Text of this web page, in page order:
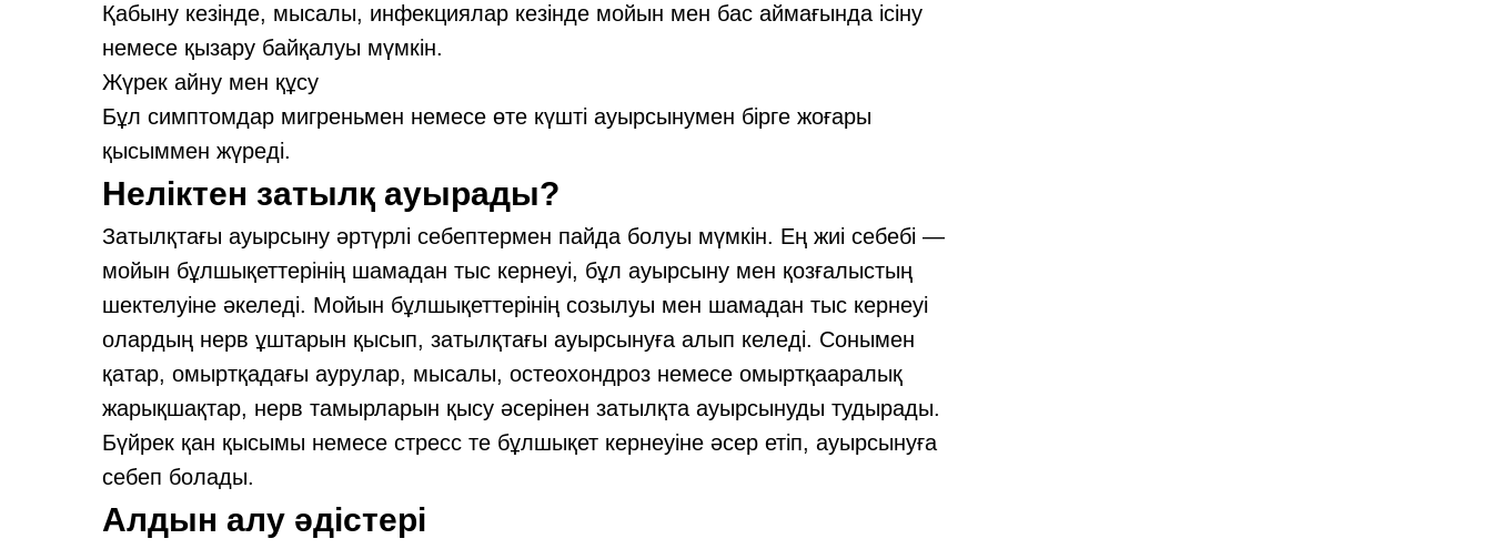
Қабыну кезінде, мысалы, инфекциялар кезінде мойын мен бас аймағында ісіну
немесе қызару байқалуы мүмкін.
Жүрек айну мен құсу
Бұл симптомдар мигреньмен немесе өте күшті ауырсынумен бірге жоғары
қысыммен жүреді.
Неліктен затылқ ауырады?
Затылқтағы ауырсыну әртүрлі себептермен пайда болуы мүмкін. Ең жиі себебі —
мойын бұлшықеттерінің шамадан тыс кернеуі, бұл ауырсыну мен қозғалыстың
шектелуіне әкеледі. Мойын бұлшықеттерінің созылуы мен шамадан тыс кернеуі
олардың нерв ұштарын қысып, затылқтағы ауырсынуға алып келеді. Сонымен
қатар, омыртқадағы аурулар, мысалы, остеохондроз немесе омыртқааралық
жарықшақтар, нерв тамырларын қысу әсерінен затылқта ауырсынуды тудырады.
Бүйрек қан қысымы немесе стресс те бұлшықет кернеуіне әсер етіп, ауырсынуға
себеп болады.
Алдын алу әдістері